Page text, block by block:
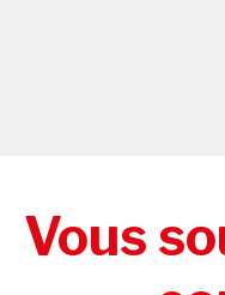
Vous